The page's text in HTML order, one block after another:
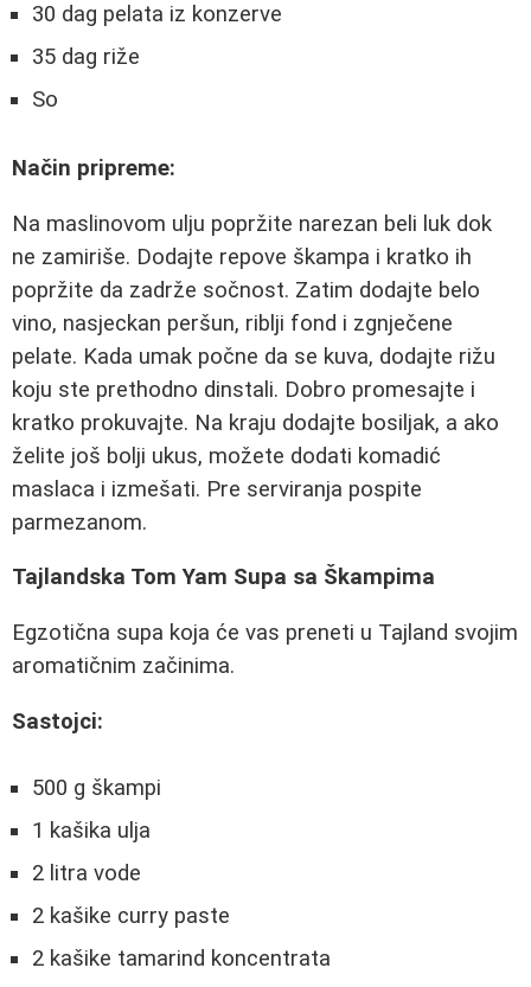
30 dag pelata iz konzerve
35 dag riže
So
Način pripreme:
Na maslinovom ulju popržite narezan beli luk dok
ne zamiriše. Dodajte repove škampa i kratko ih
popržite da zadrže sočnost. Zatim dodajte belo
vino, nasjeckan peršun, riblji fond i zgnječene
pelate. Kada umak počne da se kuva, dodajte rižu
koju ste prethodno dinstali. Dobro promesajte i
kratko prokuvajte. Na kraju dodajte bosiljak, a ako
želite još bolji ukus, možete dodati komadić
maslaca i izmešati. Pre serviranja pospite
parmezanom.
Tajlandska Tom Yam Supa sa Škampima
Egzotična supa koja će vas preneti u Tajland svojim
aromatičnim začinima.
Sastojci:
500 g škampi
1 kašika ulja
2 litra vode
2 kašike curry paste
2 kašike tamarind koncentrata